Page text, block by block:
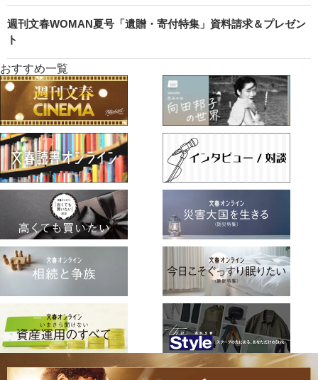
週刊文春WOMAN夏号「遺贈・寄付特集」資料請求＆プレゼン
ト
おすすめ一覧